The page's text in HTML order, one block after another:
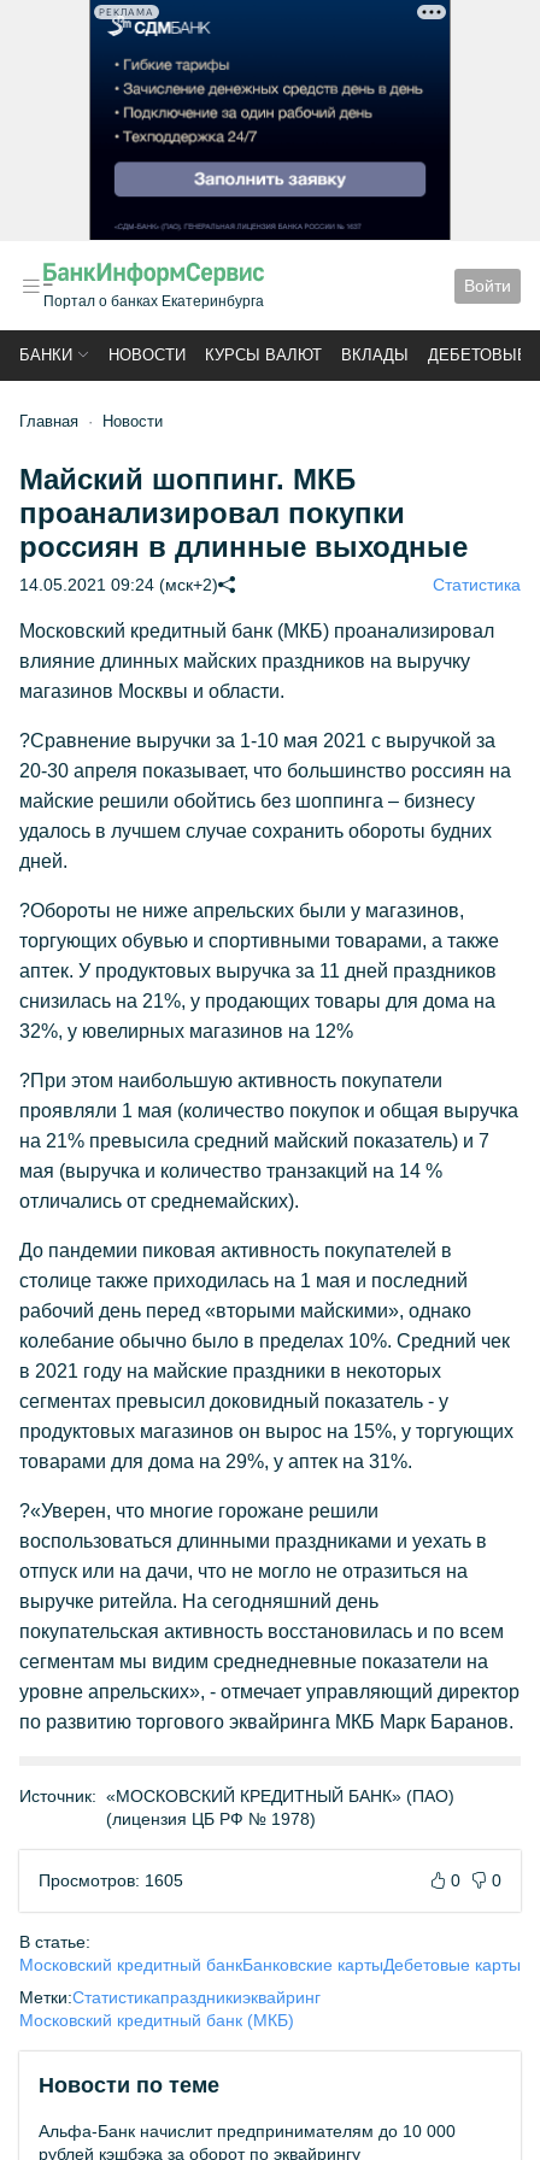
РЕКЛАМА
Портал о банках Екатеринбурга
Войти
БАНКИ НОВОСТИ КУРСЫ ВАЛЮТ ВКЛАДЫ ДЕБЕТОВЫЕ
Главная Новости
Майский шоппинг. МКБ
проанализировал покупки
россиян в длинные выходные
14.05.2021 09:24 (мск+2) Статистика
Московский кредитный банк (МКБ) проанализировал
влияние длинных майских праздников на выручку
магазинов Москвы и области.
?Сравнение выручки за 1-10 мая 2021 с выручкой за
20-30 апреля показывает, что большинство россиян на
майские решили обойтись без шоппинга – бизнесу
удалось в лучшем случае сохранить обороты будних
дней.
?Обороты не ниже апрельских были у магазинов,
торгующих обувью и спортивными товарами, а также
аптек. У продуктовых выручка за 11 дней праздников
снизилась на 21%, у продающих товары для дома на
32%, у ювелирных магазинов на 12%
?При этом наибольшую активность покупатели
проявляли 1 мая (количество покупок и общая выручка
на 21% превысила средний майский показатель) и 7
мая (выручка и количество транзакций на 14 %
отличались от среднемайских).
До пандемии пиковая активность покупателей в
столице также приходилась на 1 мая и последний
рабочий день перед «вторыми майскими», однако
колебание обычно было в пределах 10%. Средний чек
в 2021 году на майские праздники в некоторых
сегментах превысил доковидный показатель - у
продуктовых магазинов он вырос на 15%, у торгующих
товарами для дома на 29%, у аптек на 31%.
?«Уверен, что многие горожане решили
воспользоваться длинными праздниками и уехать в
отпуск или на дачи, что не могло не отразиться на
выручке ритейла. На сегодняшний день
покупательская активность восстановилась и по всем
сегментам мы видим среднедневные показатели на
уровне апрельских», - отмечает управляющий директор
по развитию торгового эквайринга МКБ Марк Баранов.
Источник: «МОСКОВСКИЙ КРЕДИТНЫЙ БАНК» (ПАО)
(лицензия ЦБ РФ № 1978)
Просмотров: 1605 0 0
В статье:
Московский кредитный банкБанковские картыДебетовые карты
Метки:Статистикапраздникиэквайринг
Московский кредитный банк (МКБ)
Новости по теме
Альфа-Банк начислит предпринимателям до 10 000
рублей кэшбэка за оборот по эквайрингу